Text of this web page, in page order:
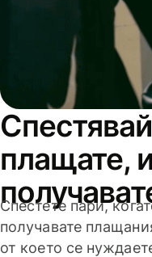
плащате,
Спестете пари,
получавате
от което се